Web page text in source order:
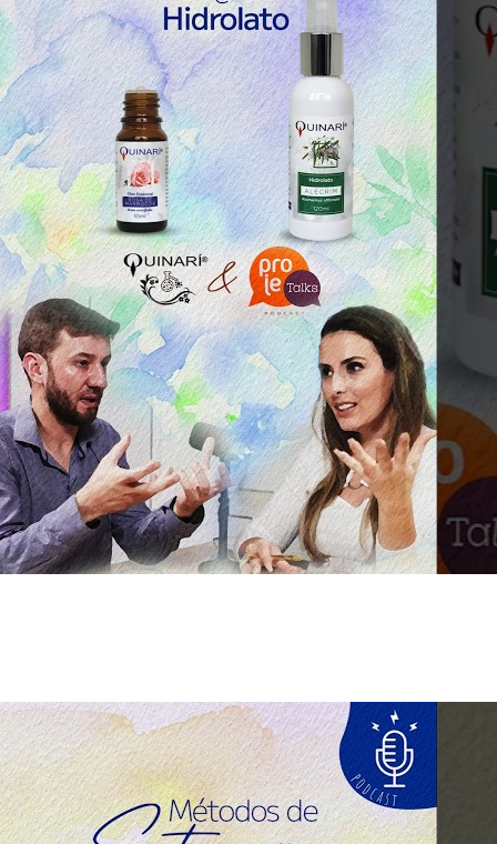
Aromaterapia
Fórmulas Caseiras
Medicinais
Aromaterapia
Veterinária
Perfumaria
As Notas e Famílias Olfativas
Marketing Olfativo
Notas A – H
Notas I – Q
Trabalhos
Loja Virtual
Óleos Essenciais